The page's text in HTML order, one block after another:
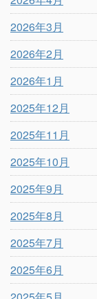
2026年3月
2026年2月
2026年1月
2025年12月
2025年11月
2025年10月
2025年9月
2025年8月
2025年7月
2025年6月